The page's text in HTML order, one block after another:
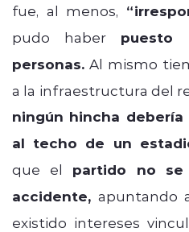
fue, al menos,
pudo haber
personas. Al mismo
a la infraestructura del
ningún hincha
al techo de un
que el partido no se
accidente, apuntando
existido intereses